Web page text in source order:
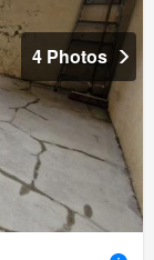
4 Photos